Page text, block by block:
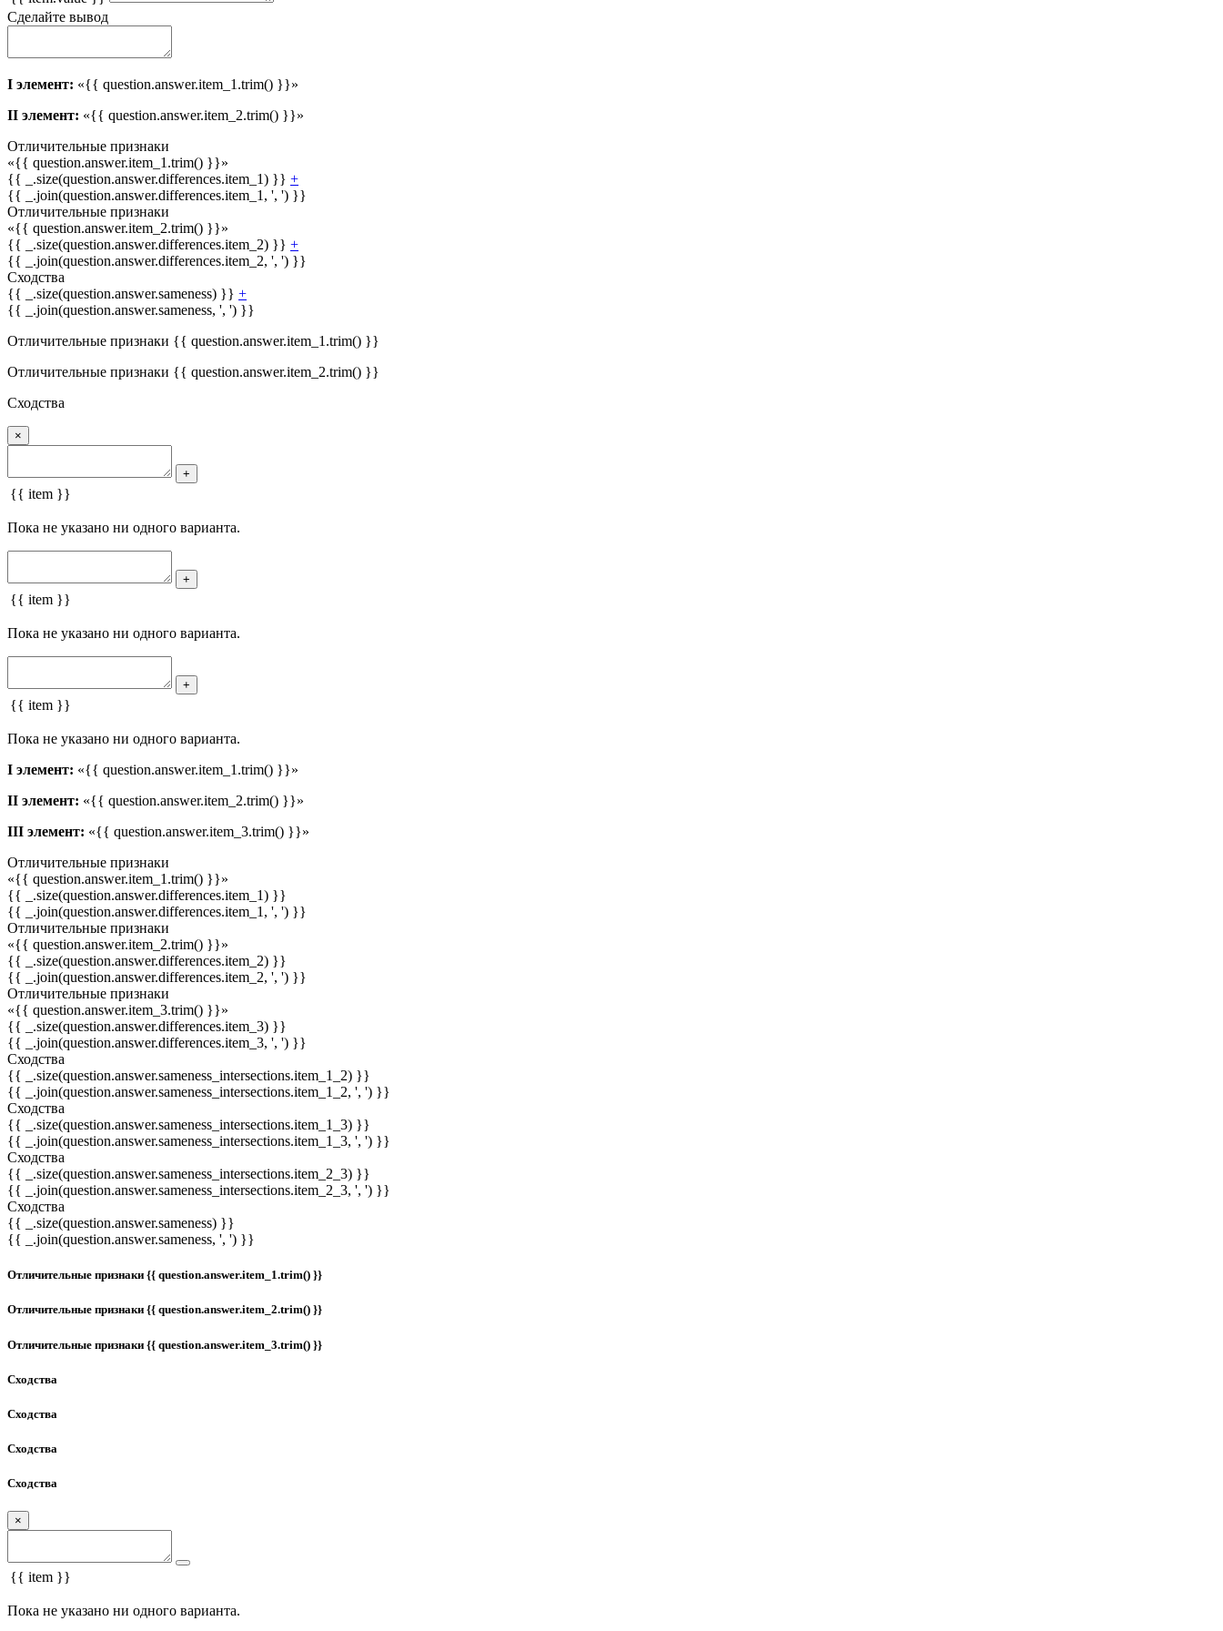
Сделайте вывод
I элемент: «{{ question.answer.item_1.trim() }}»
II элемент: «{{ question.answer.item_2.trim() }}»
Отличительные признаки
«{{ question.answer.item_1.trim() }}»
{{ _.size(question.answer.differences.item_1) }} +
{{ _.join(question.answer.differences.item_1, ', ') }}
Отличительные признаки
«{{ question.answer.item_2.trim() }}»
{{ _.size(question.answer.differences.item_2) }} +
{{ _.join(question.answer.differences.item_2, ', ') }}
Сходства
{{ _.size(question.answer.sameness) }} +
{{ _.join(question.answer.sameness, ', ') }}
Отличительные признаки {{ question.answer.item_1.trim() }}
Отличительные признаки {{ question.answer.item_2.trim() }}
Сходства
×
+
{{ item }}
Пока не указано ни одного варианта.
+
{{ item }}
Пока не указано ни одного варианта.
+
{{ item }}
Пока не указано ни одного варианта.
I элемент: «{{ question.answer.item_1.trim() }}»
II элемент: «{{ question.answer.item_2.trim() }}»
III элемент: «{{ question.answer.item_3.trim() }}»
Отличительные признаки
«{{ question.answer.item_1.trim() }}»
{{ _.size(question.answer.differences.item_1) }}
{{ _.join(question.answer.differences.item_1, ', ') }}
Отличительные признаки
«{{ question.answer.item_2.trim() }}»
{{ _.size(question.answer.differences.item_2) }}
{{ _.join(question.answer.differences.item_2, ', ') }}
Отличительные признаки
«{{ question.answer.item_3.trim() }}»
{{ _.size(question.answer.differences.item_3) }}
{{ _.join(question.answer.differences.item_3, ', ') }}
Сходства
{{ _.size(question.answer.sameness_intersections.item_1_2) }}
{{ _.join(question.answer.sameness_intersections.item_1_2, ', ') }}
Сходства
{{ _.size(question.answer.sameness_intersections.item_1_3) }}
{{ _.join(question.answer.sameness_intersections.item_1_3, ', ') }}
Сходства
{{ _.size(question.answer.sameness_intersections.item_2_3) }}
{{ _.join(question.answer.sameness_intersections.item_2_3, ', ') }}
Сходства
{{ _.size(question.answer.sameness) }}
{{ _.join(question.answer.sameness, ', ') }}
Отличительные признаки {{ question.answer.item_1.trim() }}
Отличительные признаки {{ question.answer.item_2.trim() }}
Отличительные признаки {{ question.answer.item_3.trim() }}
Сходства
Сходства
Сходства
Сходства
×
{{ item }}
Пока не указано ни одного варианта.